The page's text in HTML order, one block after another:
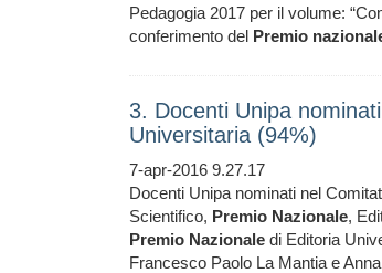
Pedagogia 2017 per il volume:
conferimento del Premio
3. Docenti Unipa
Universitaria (94%)
7-apr-2016 9.27.17
Docenti Unipa nominati nel
Scientifico, Premio Nazionale,
Premio Nazionale di Editoria
Francesco Paolo La Mantia e